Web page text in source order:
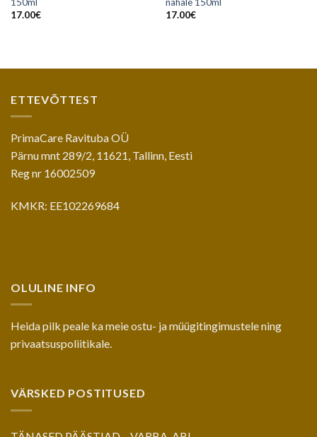
17.00€
17.00€
ETTEVÕTTEST
PrimaCare Ravituba OÜ
Pärnu mnt 289/2, 11621, Tallinn, Eesti
Reg nr 16002509
KMKR: EE102269684
OLULINE INFO
Heida pilk peale ka meieostu- ja müügitingimustelening
privaatsuspoliitikale.
VÄRSKED POSTITUSED